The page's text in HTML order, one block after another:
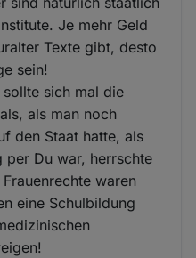
Je mehr Geld
Texte gibt, desto
sein!
sich mal die
als man noch
den Staat hatte, als
per Du war, herrschte
waren
eine Schulbildung